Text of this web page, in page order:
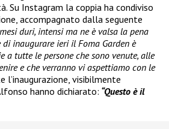
Su Instagram la coppia ha condiviso
accompagnato dalla seguente
duri, intensi ma ne è valsa la pena
inaugurare ieri il Foma Garden è
a tutte le persone che sono venute, alle
e che verranno vi aspettiamo con le
l’inaugurazione, visibilmente
hanno dichiarato: “Questo è il